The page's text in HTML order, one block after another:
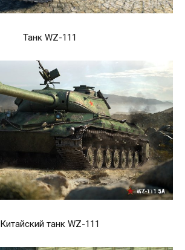
Танк WZ-111
Китайский танк WZ-111